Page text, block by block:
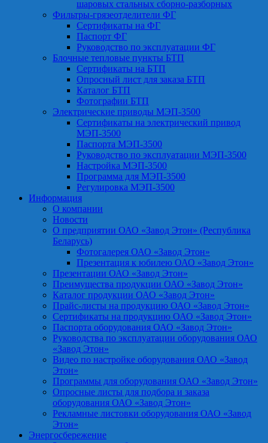
шаровых стальных сборно-разборных
Фильтры-грязеотделители ФГ
Сертификаты на ФГ
Паспорт ФГ
Руководство по эксплуатации ФГ
Блочные тепловые пункты БТП
Сертификаты на БТП
Опросный лист для заказа БТП
Каталог БТП
Фотографии БТП
Электрические приводы МЭП-3500
Сертификаты на электрический привод
МЭП-3500
Паспорта МЭП-3500
Руководство по эксплуатации МЭП-3500
Настройка МЭП-3500
Программа для МЭП-3500
Регулировка МЭП-3500
Информация
О компании
Новости
О предприятии ОАО «Завод Этон» (Республика
Беларусь)
Фотогалерея ОАО «Завод Этон»
Презентация к юбилею ОАО «Завод Этон»
Презентации ОАО «Завод Этон»
Преимущества продукции ОАО «Завод Этон»
Каталог продукции ОАО «Завод Этон»
Прайс-листы на продукцию ОАО «Завод Этон»
Сертификаты на продукцию ОАО «Завод Этон»
Паспорта оборудования ОАО «Завод Этон»
Руководства по эксплуатации оборудования ОАО
«Завод Этон»
Видео по настройке оборудования ОАО «Завод
Этон»
Программы для оборудования ОАО «Завод Этон»
Опросные листы для подбора и заказа
оборудования ОАО «Завод Этон»
Рекламные листовки оборудования ОАО «Завод
Этон»
Энергосбережение